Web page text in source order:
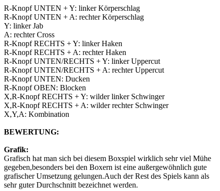
R-Knopf UNTEN + Y: linker Körperschlag
R-Knopf UNTEN + A: rechter Körperschlag
Y: linker Jab
A: rechter Cross
R-Knopf RECHTS + Y: linker Haken
R-Knopf RECHTS + A: rechter Haken
R-Knopf UNTEN/RECHTS + Y: linker Uppercut
R-Knopf UNTEN/RECHTS + A: rechter Uppercut
R-Knopf UNTEN: Ducken
R-Knopf OBEN: Blocken
X,R-Knopf RECHTS + Y: wilder linker Schwinger
X,R-Knopf RECHTS + A: wilder rechter Schwinger
X,Y,A: Kombination
BEWERTUNG:
Grafik:
Grafisch hat man sich bei diesem Boxspiel wirklich sehr viel Mühe
gegeben,besonders bei den Boxern ist eine außergewöhnlich gute
grafischer Umsetzung gelungen.Auch der Rest des Spiels kann als
sehr guter Durchschnitt bezeichnet werden.